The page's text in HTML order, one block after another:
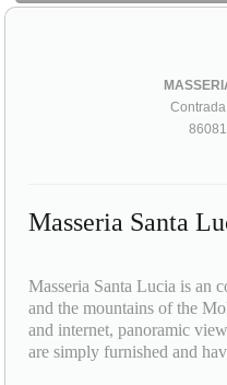
Masseria Santa
Masseria Santa Lucia is an
and the mountains of the
and internet, panoramic
are simply furnished and